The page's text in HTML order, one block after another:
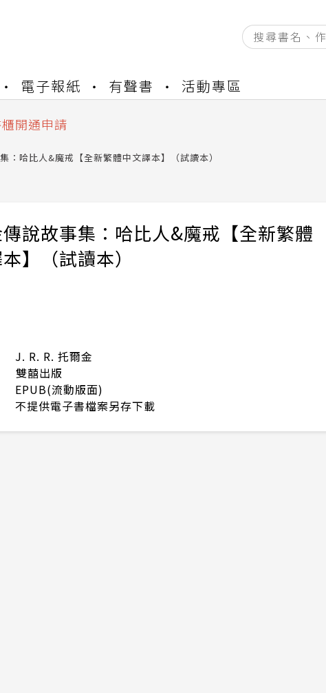
電子報紙 有聲書 活動專區
站同步暫停部分閱讀服務
合併結果查詢
站同步暫停部分閱讀服務
：哈比人&魔戒【全新繁體中文譯本】（試讀本）
說故事集：哈比人&魔戒【全新繁體
】（試讀本）
J. R. R. 托爾金
雙囍出版
EPUB(流動版面)
不提供電子書檔案另存下載